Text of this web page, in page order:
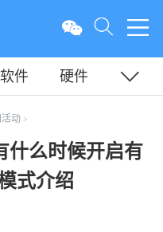
软件
硬件
动 >
什么时候开启有
式介绍